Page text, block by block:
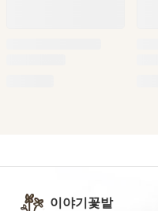
이야기꽃밭